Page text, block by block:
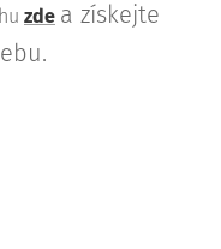
zde a získejte